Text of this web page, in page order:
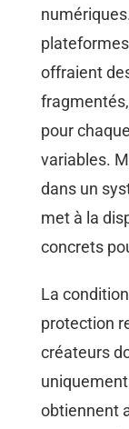
offraient
pour
variables.
dans un
met à la
concrets
La
protection
créateurs
obtiennent